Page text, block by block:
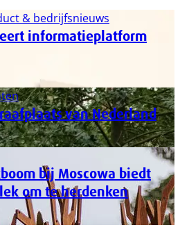
& bedrijfsnieuws
informatieplatform
van Nederland
bij Moscowa biedt
om te herdenken